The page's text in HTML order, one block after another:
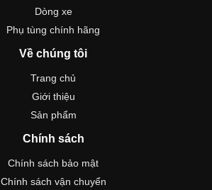
Dòng xe
Phụ tùng chính hãng
Về chúng tôi
Trang chủ
Giới thiệu
Sản phẩm
Chính sách
Chính sách bảo mật
Chính sách vận chuyển